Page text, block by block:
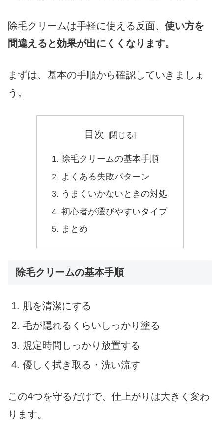
除毛クリームは手軽に使える反面、 使い方を
間違えると効果が出にくくなります。
まずは、基本の手順から確認していきましょ
う。
目次
除毛クリームの基本手順
よくある失敗パターン
うまくいかないときの対処
初心者が選びやすいタイプ
まとめ
除毛クリームの基本手順
肌を清潔にする
毛が隠れるくらいしっかり塗る
規定時間しっかり放置する
優しく拭き取る・洗い流す
この4つを守るだけで、仕上がりは大きく変わ
ります。